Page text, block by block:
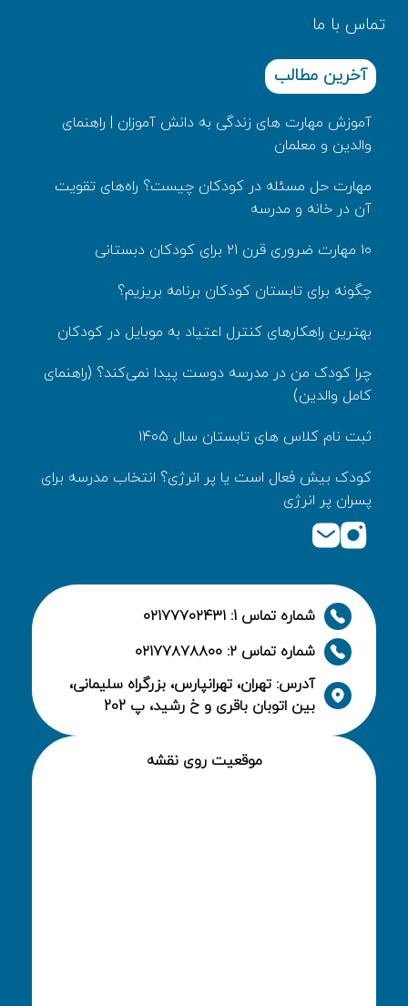
تماس با ما
آخرین مطالب
آموزش مهارت های زندگی به دانش‌ آموزان | راهنمای
والدین و معلمان
مهارت حل مسئله در کودکان چیست؟ راه‌های تقویت
آن در خانه و مدرسه
۱۰ مهارت ضروری قرن ۲۱ برای کودکان دبستانی
چگونه برای تابستان کودکان برنامه بریزیم؟
بهترین راهکارهای کنترل اعتیاد به موبایل در کودکان
چرا کودک من در مدرسه دوست پیدا نمی‌کند؟ (راهنمای
کامل والدین)
ثبت نام کلاس های تابستان سال ۱۴۰۵
کودک بیش‌ فعال است یا پر انرژی؟ انتخاب مدرسه برای
پسران پر انرژی
شماره تماس 1: ۰۲۱۷۷۷۰۲۴۳۱
شماره تماس ۲: ۰۲۱۷۷۸۷۸۸۰۰
آدرس: تهران، تهرانپارس، بزرگراه سلیمانی،
بین اتوبان باقری و خ رشید، پ 202
موقعیت روی نقشه